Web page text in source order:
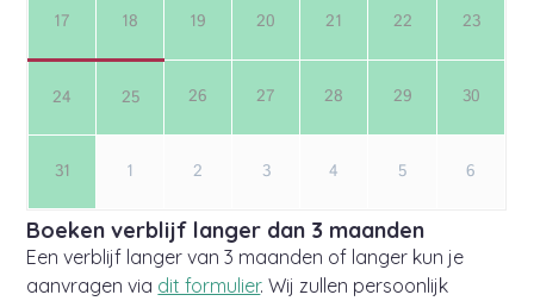
Boeken verblijf langer dan 3 maanden
Een verblijf langer van 3 maanden of langer kun je
aanvragen via dit formulier. Wij zullen persoonlijk